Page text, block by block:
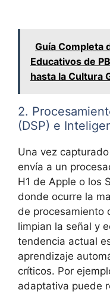
Guía Completa
Educativos de
hasta la Cultura
2.
(DSP) e
Una vez
envía a un
H1 de Apple o los
donde ocurre la
de procesamiento
limpian la señal y
tendencia actual
aprendizaje
críticos. Por
adaptativa puede